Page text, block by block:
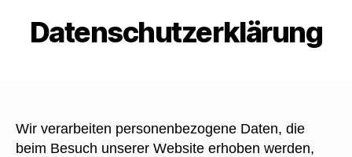
Datenschutzerklärung
Wir verarbeiten personenbezogene Daten, die
beim Besuch unserer Website erhoben werden,